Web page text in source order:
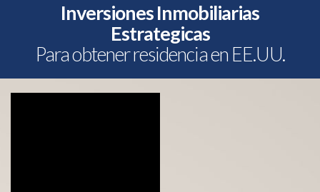
Inversiones Inmobiliarias
Estrategicas
Para obtener residencia en EE.UU.